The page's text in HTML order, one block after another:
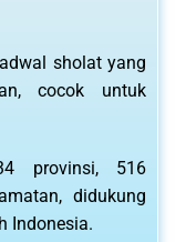
sholat yang
cocok untuk
provinsi, 516
didukung
Indonesia.